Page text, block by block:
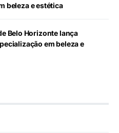
beleza e estética
Belo Horizonte lança
em beleza e